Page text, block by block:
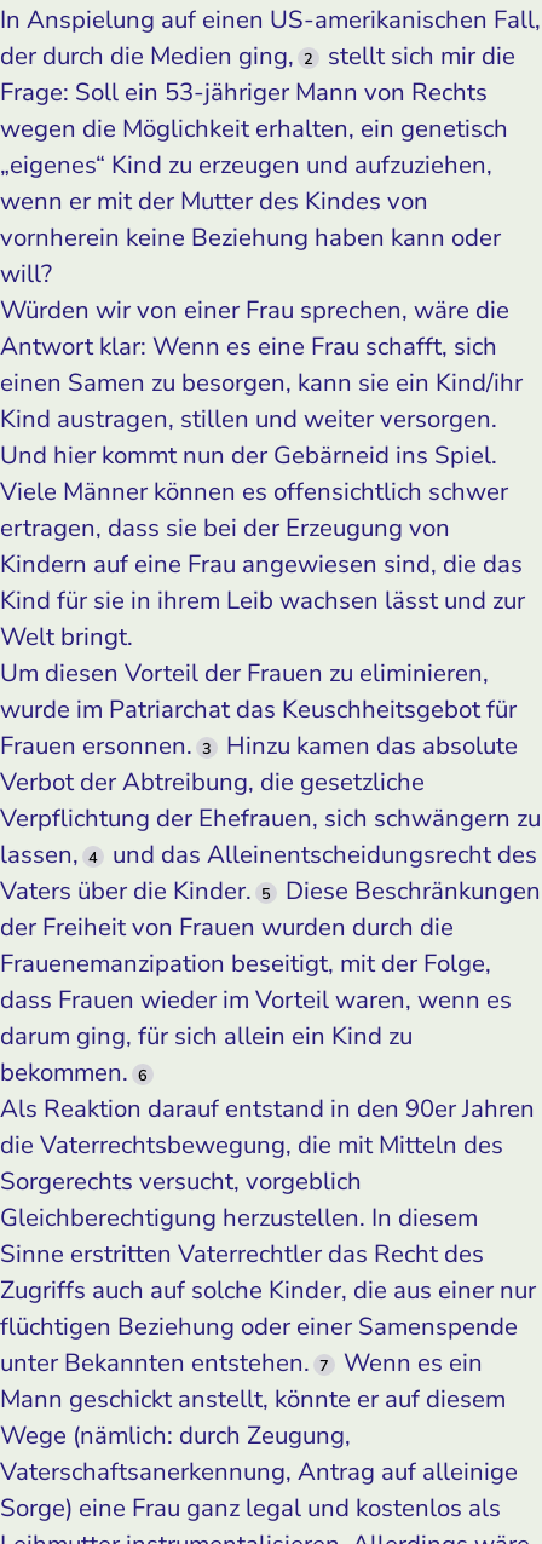
In Anspielung auf einen US-amerikanischen Fall,
der durch die Medien ging, 2
stellt sich mir die
Frage: Soll ein 53-jähriger Mann von Rechts
wegen die Möglichkeit erhalten, ein genetisch
„eigenes“ Kind zu erzeugen und aufzuziehen,
wenn er mit der Mutter des Kindes von
vornherein keine Beziehung haben kann oder
will?
Würden wir von einer Frau sprechen, wäre die
Antwort klar: Wenn es eine Frau schafft, sich
einen Samen zu besorgen, kann sie ein Kind/ihr
Kind austragen, stillen und weiter versorgen.
Und hier kommt nun der Gebärneid ins Spiel.
Viele Männer können es offensichtlich schwer
ertragen, dass sie bei der Erzeugung von
Kindern auf eine Frau angewiesen sind, die das
Kind für sie in ihrem Leib wachsen lässt und zur
Welt bringt.
Um diesen Vorteil der Frauen zu eliminieren,
wurde im Patriarchat das Keuschheitsgebot für
Frauen ersonnen. 3
Hinzu kamen das absolute
Verbot der Abtreibung, die gesetzliche
Verpflichtung der Ehefrauen, sich schwängern zu
lassen, 4
und das Alleinentscheidungsrecht des
Vaters über die Kinder. 5
Diese Beschränkungen
der Freiheit von Frauen wurden durch die
Frauenemanzipation beseitigt, mit der Folge,
dass Frauen wieder im Vorteil waren, wenn es
darum ging, für sich allein ein Kind zu
bekommen. 6
Als Reaktion darauf entstand in den 90er Jahren
die Vaterrechtsbewegung, die mit Mitteln des
Sorgerechts versucht, vorgeblich
Gleichberechtigung herzustellen. In diesem
Sinne erstritten Vaterrechtler das Recht des
Zugriffs auch auf solche Kinder, die aus einer nur
flüchtigen Beziehung oder einer Samenspende
unter Bekannten entstehen. 7
Wenn es ein
Mann geschickt anstellt, könnte er auf diesem
Wege (nämlich: durch Zeugung,
Vaterschaftsanerkennung, Antrag auf alleinige
Sorge) eine Frau ganz legal und kostenlos als